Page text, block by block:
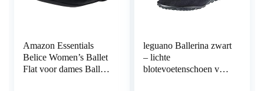
Amazon Essentials
Belice Women’s Ballet
Flat voor dames Ballet
leguano Ballerina zwart
– lichte
blotevoetenschoen voor